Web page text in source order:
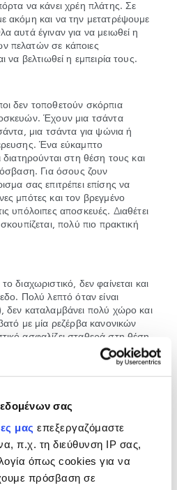
σας
μας επεξεργαζόμαστε
π.χ. τη διεύθυνση IP σας,
όπως cookies για να
πρόσβαση σε
να κάνει χρέη πλάτης. Σε
ακόμη και να την μετατρέψουμε
αυτά έγιναν για να μειωθεί η
πελατών σε κάποιες
να βελτιωθεί η εμπειρία τους.
δεν τοποθετούν σκόρπια
Έχουν μια τσάντα
μια τσάντα για ψώνια ή
Ένα εύκαμπτο
διατηρούνται στη θέση τους και
Για όσους ζουν
σας επιτρέπει επίσης να
μπότες και τον βρεγμένο
υπόλοιπες αποσκευές. Διαθέτει
πολύ πιο πρακτική
διαχωριστικό, δεν φαίνεται και
Πολύ λεπτό όταν είναι
δεν καταλαμβάνει πολύ χώρο και
με μία ρεζέρβα κανονικών
ασφαλίζει σταθερά στη θέση
και οι οδηγοί μπορούν να
από ένα μπουκάλι κρασί μέχρι
Η αναδίπλωση γίνεται μέσω
στο ίδιο διαχωριστικό με τον
προς τα εμπρός προς την
μια πλάτη στο πίσω
ασφαλίσει στη θέση του,